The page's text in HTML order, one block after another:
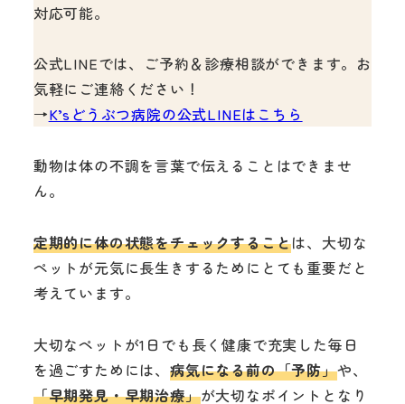
対応可能。
公式LINEでは、ご予約＆診療相談ができます。お
気軽にご連絡ください！
→K’sどうぶつ病院の公式LINEはこちら
動物は体の不調を言葉で伝えることはできませ
ん。
定期的に体の状態をチェックすることは、大切な
ペットが元気に長生きするためにとても重要だと
考えています。
大切なペットが1日でも長く健康で充実した毎日
を過ごすためには、 病気になる前の「予防」や、
「早期発見・早期治療」が大切なポイントとなり